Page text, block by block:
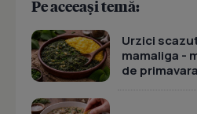
Pe aceeași temă:
Urzici
mamaliga -
de primavara